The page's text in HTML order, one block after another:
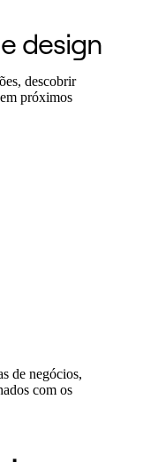
design
descobrir
próximos
de negócios,
com os